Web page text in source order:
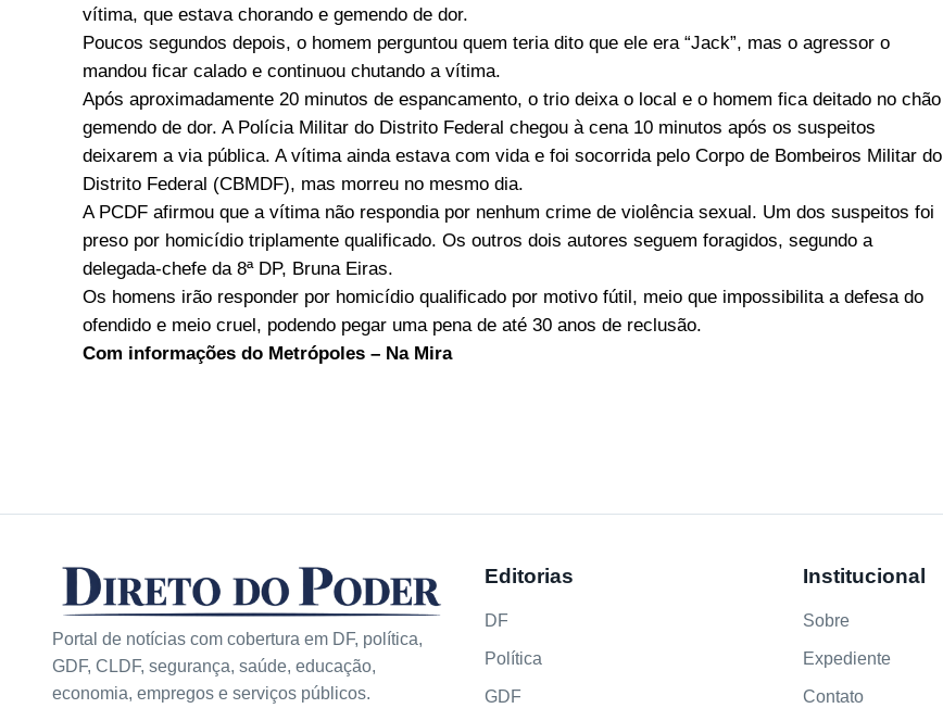
vítima, que estava chorando e gemendo de dor.
Poucos segundos depois, o homem perguntou quem teria dito que ele era “Jack”, mas o agressor o
mandou ficar calado e continuou chutando a vítima.
Após aproximadamente 20 minutos de espancamento, o trio deixa o local e o homem fica deitado no chão
gemendo de dor. A Polícia Militar do Distrito Federal chegou à cena 10 minutos após os suspeitos
deixarem a via pública. A vítima ainda estava com vida e foi socorrida pelo Corpo de Bombeiros Militar do
Distrito Federal (CBMDF), mas morreu no mesmo dia.
A PCDF afirmou que a vítima não respondia por nenhum crime de violência sexual. Um dos suspeitos foi
preso por homicídio triplamente qualificado. Os outros dois autores seguem foragidos, segundo a
delegada-chefe da 8ª DP, Bruna Eiras.
Os homens irão responder por homicídio qualificado por motivo fútil, meio que impossibilita a defesa do
ofendido e meio cruel, podendo pegar uma pena de até 30 anos de reclusão.
Com informações do Metrópoles – Na Mira
Portal de notícias com cobertura em DF, política,
GDF, CLDF, segurança, saúde, educação,
economia, empregos e serviços públicos.
Editorias
DF
Política
GDF
Institucional
Sobre
Expediente
Contato